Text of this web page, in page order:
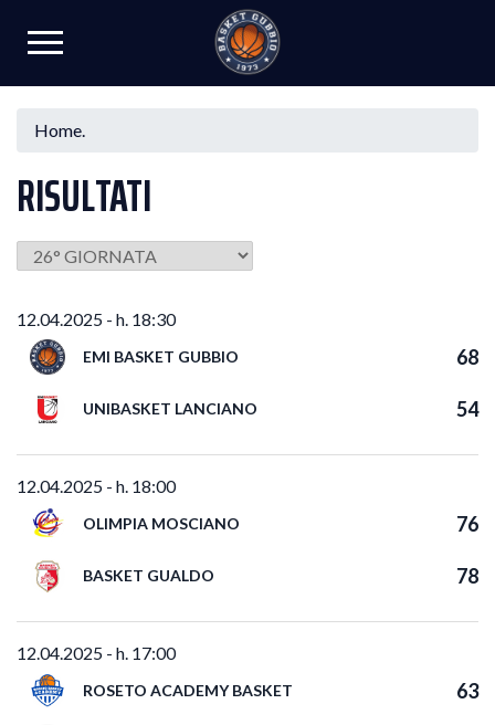
Home.
RISULTATI
12.04.2025 - h. 18:30
EMI BASKET GUBBIO 68
UNIBASKET LANCIANO 54
12.04.2025 - h. 18:00
OLIMPIA MOSCIANO 76
BASKET GUALDO 78
12.04.2025 - h. 17:00
ROSETO ACADEMY BASKET 63